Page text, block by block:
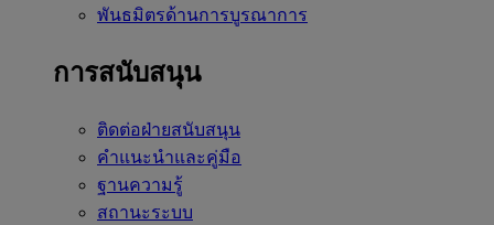
พันธมิตรด้านการบูรณาการ
การสนับสนุน
ติดต่อฝ่ายสนับสนุน
คำแนะนำและคู่มือ
ฐานความรู้
สถานะระบบ